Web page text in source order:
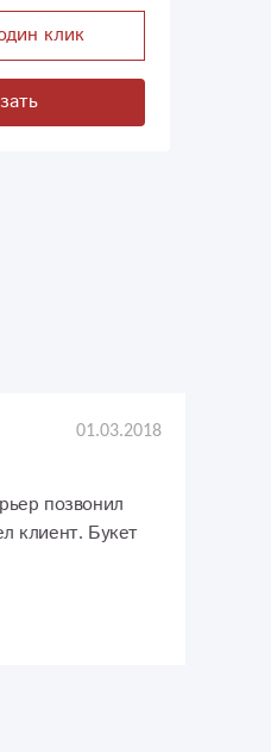
клик
01.03.2018
позвонил
клиент. Букет